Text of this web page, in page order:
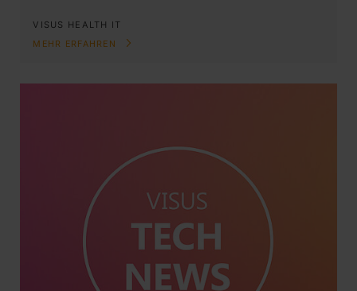
VISUS HEALTH IT
MEHR ERFAHREN